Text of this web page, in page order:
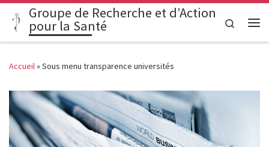
Passer au contenu
Groupe de Recherche et d’Action
pour la Santé
Search
Accueil»Sous menu transparence universités